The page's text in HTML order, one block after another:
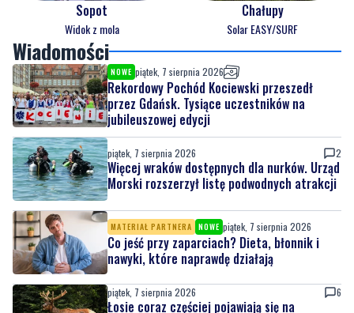
Sopot
Widok z mola
Chałupy
Solar EASY/SURF
Wiadomości
NOWE piątek, 7 sierpnia 2026
Rekordowy Pochód Kociewski przeszedł
przez Gdańsk. Tysiące uczestników na
jubileuszowej edycji
piątek, 7 sierpnia 2026 2
Więcej wraków dostępnych dla nurków. Urząd
Morski rozszerzył listę podwodnych atrakcji
MATERIAŁ PARTNERA NOWE piątek, 7 sierpnia 2026
Co jeść przy zaparciach? Dieta, błonnik i
nawyki, które naprawdę działają
piątek, 7 sierpnia 2026 6
Łosie coraz częściej pojawiają się na